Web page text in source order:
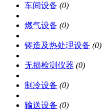
车间设备 (0)
燃气设备 (0)
铸造及热处理设备 (0)
无损检测仪器 (0)
制冷设备 (0)
输送设备 (0)